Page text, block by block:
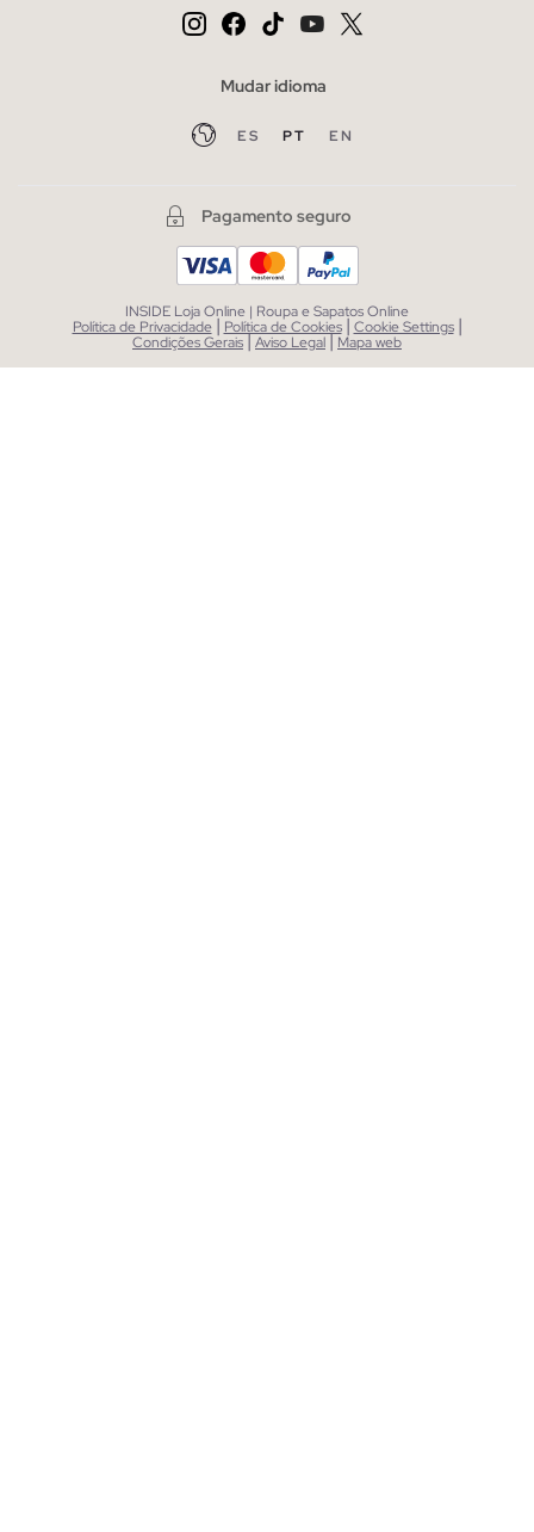
Mudar idioma
ES PT EN
Pagamento seguro
INSIDE Loja Online | Roupa e Sapatos Online
Política de Privacidade | Política de Cookies | Cookie Settings |
Condições Gerais|Aviso Legal| Mapa web